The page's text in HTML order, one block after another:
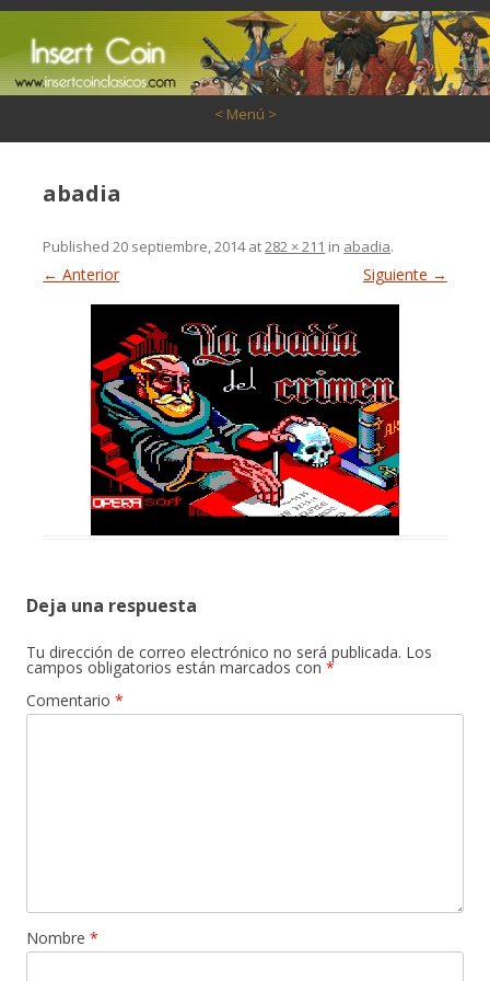
< Menú >
abadia
Published20 septiembre, 2014at282 × 211 in abadia.
← Anterior Siguiente →
Deja una respuesta
Tu dirección de correo electrónico no será publicada. Los
campos obligatorios están marcados con *
Comentario *
Nombre *